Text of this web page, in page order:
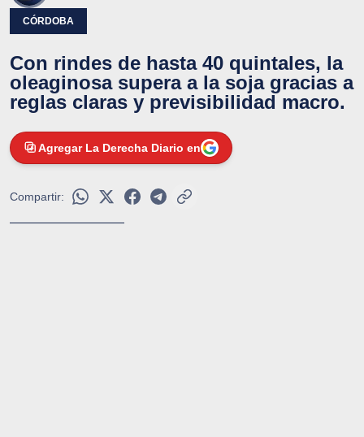
CÓRDOBA
Con rindes de hasta 40 quintales, la
oleaginosa supera a la soja gracias a
reglas claras y previsibilidad macro.
Agregar La Derecha Diario en
Compartir: